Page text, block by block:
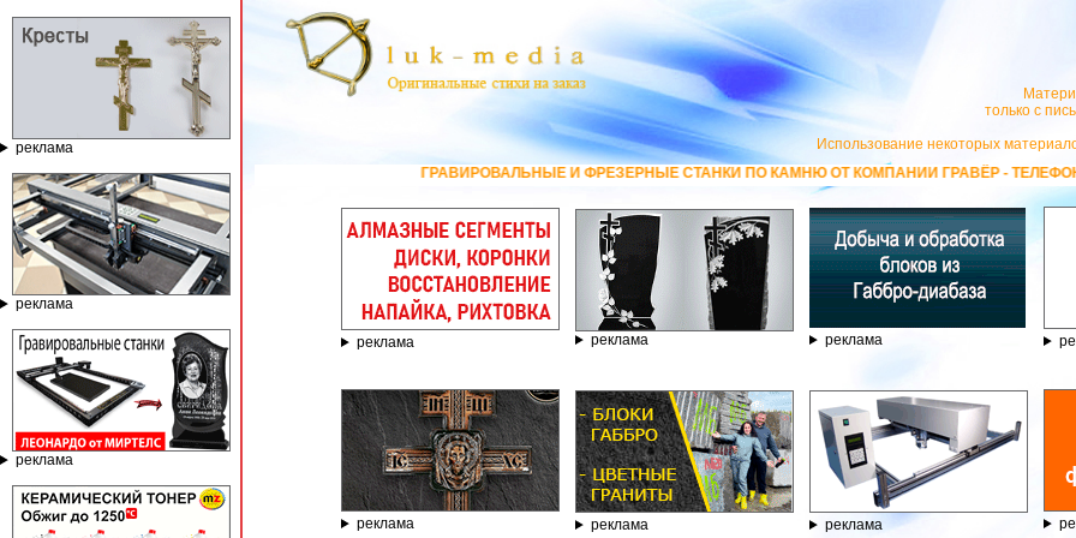
реклама
реклама
реклама
только с
Использование некоторых
ГРАВИРОВАЛЬНЫЕ И ФРЕЗЕРНЫЕ СТАНКИ ПО КАМНЮ ОТ КОМПАНИИ ГРАВЁР - ТЕЛЕФОН 8.800.77-53-
реклама реклама реклама
реклама реклама реклама